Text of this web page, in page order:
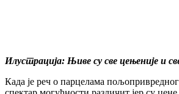
Илустрација: Њиве су све цењеније и
Када је реч о парцелама